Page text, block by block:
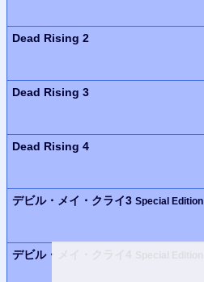
Dead Rising 2
Dead Rising 3
Dead Rising 4
デビル・メイ・クライ3 Special Edition
デビル・メイ・クライ4